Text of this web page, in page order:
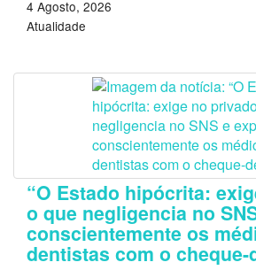
4 Agosto, 2026
Atualidade
“O Estado hipócrita:
o que negligencia no
conscientemente os
dentistas com o cheque-